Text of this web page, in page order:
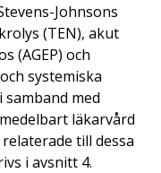
Johnsons
(TEN), akut
(AGEP) och
systemiska
samband med
läkarvård
till dessa
i avsnitt 4.